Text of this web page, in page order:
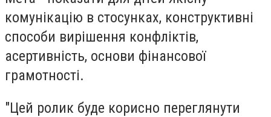
комунікацію в стосунках, конструктивні
способи вирішення конфліктів,
асертивність, основи фінансової
грамотності.
"Цей ролик буде корисно переглянути